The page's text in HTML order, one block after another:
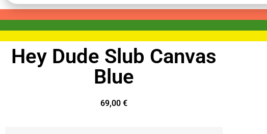
Hey Dude Slub Canvas
Blue
69,00€